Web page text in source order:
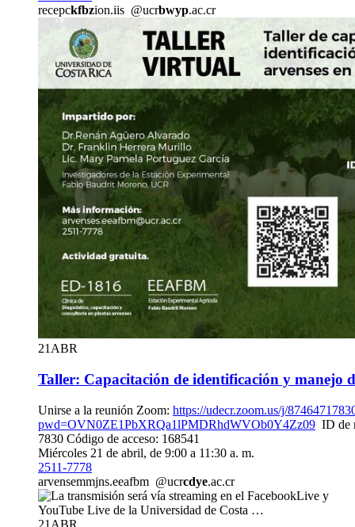
recepckfbzion.iis @ucrbwyp.ac.cr
21 ABR
Taller: Capacitación de identificación y manejo
Unirse a la reunión Zoom: https://udecr.zoom.us/j/
pwd=OVN0ZE1PbXRQa1lPMDRhdWVOb0Y4Zz09 ID de
7830 Código de acceso: 168541
Miércoles 21 de abril, de 9:00 a 11:30 a. m.
2511-7778
arvensemmjns.eeafbm @ucrcdye.ac.cr
21 ABR